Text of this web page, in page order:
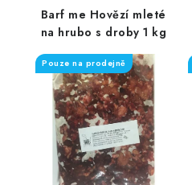
Barf me Hovězí mleté
na hrubo s droby 1 kg
Pouze na prodejně